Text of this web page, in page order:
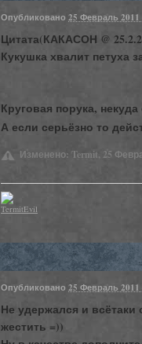
Опубликовано 25 Февраль 2011
Цитата(КАКАСОН @
Кукушка хвалит петуха
Круговая порука,
А если серьёзно то
Изменено: Termit, 25
TermitEvil
Опубликовано 25 Февраль 2011
Не удержался и всётаки
жестить =))